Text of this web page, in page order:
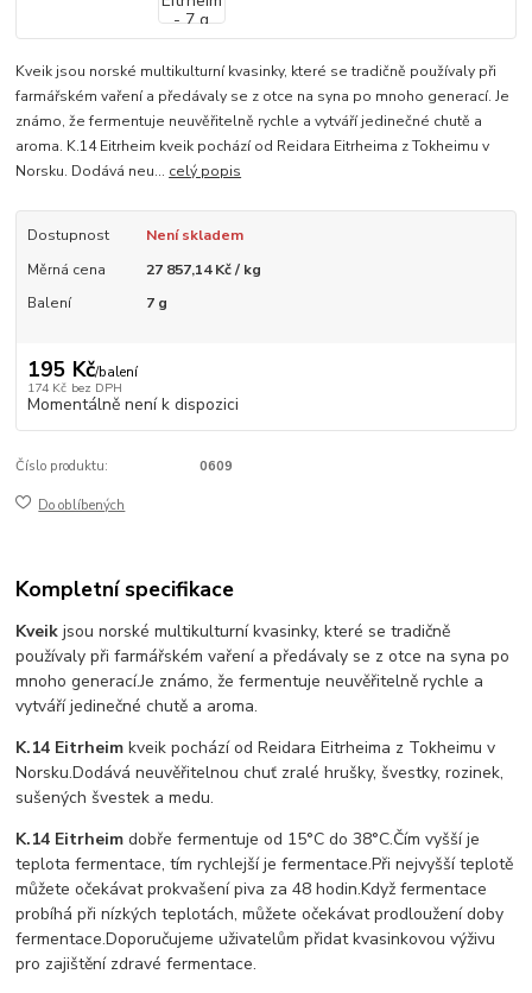
Kveik jsou norské multikulturní kvasinky, které se tradičně používaly při
farmářském vaření a předávaly se z otce na syna po mnoho generací. Je
známo, že fermentuje neuvěřitelně rychle a vytváří jedinečné chutě a
aroma. K.14 Eitrheim kveik pochází od Reidara Eitrheima z Tokheimu v
Norsku. Dodává neu... celý popis
Dostupnost
Není skladem
Měrná cena
27 857,14 Kč / kg
Balení
7 g
195 Kč/balení
174 Kč bez DPH
Momentálně není k dispozici
Číslo produktu: 0609
Do oblíbených
Kompletní specifikace
Kveik jsou norské multikulturní kvasinky, které se tradičně
používaly při farmářském vaření a předávaly se z otce na syna po
mnoho generací.Je známo, že fermentuje neuvěřitelně rychle a
vytváří jedinečné chutě a aroma.
K.14 Eitrheim kveik pochází od Reidara Eitrheima z Tokheimu v
Norsku.Dodává neuvěřitelnou chuť zralé hrušky, švestky, rozinek,
sušených švestek a medu.
K.14 Eitrheim dobře fermentuje od 15°C do 38°C.Čím vyšší je
teplota fermentace, tím rychlejší je fermentace.Při nejvyšší teplotě
můžete očekávat prokvašení piva za 48 hodin.Když fermentace
probíhá při nízkých teplotách, můžete očekávat prodloužení doby
fermentace.Doporučujeme uživatelům přidat kvasinkovou výživu
pro zajištění zdravé fermentace.